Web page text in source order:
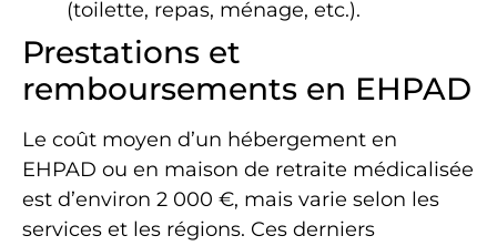
(toilette, repas, ménage, etc.).
Prestations et
remboursements en EHPAD
Le coût moyen d’un hébergement en
EHPAD ou en maison de retraite médicalisée
est d’environ 2 000 €, mais varie selon les
services et les régions. Ces derniers